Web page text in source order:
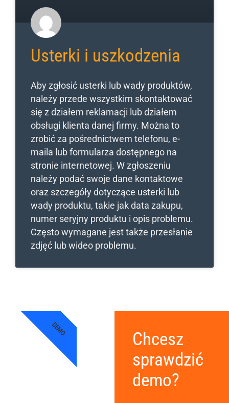
Usterki i uszkodzenia
Aby zgłosić usterki lub wady produktów,
należy przede wszystkim skontaktować
się z działem reklamacji lub działem
obsługi klienta danej firmy. Można to
zrobić za pośrednictwem telefonu, e-
maila lub formularza dostępnego na
stronie internetowej. W zgłoszeniu
należy podać swoje dane kontaktowe
oraz szczegóły dotyczące usterki lub
wady produktu, takie jak data zakupu,
numer seryjny produktu i opis problemu.
Często wymagane jest także przesłanie
zdjęć lub wideo problemu.
Chcesz
sprawdzić
demo?
DEMO